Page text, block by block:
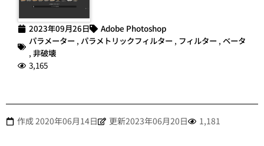
2023年09月26日
Adobe Photoshop
パラメーター , パラメトリックフィルター , フィルター , ベータ
, 非破壊
3,165
作成2020年06月14日 更新2023年06月20日 1,181